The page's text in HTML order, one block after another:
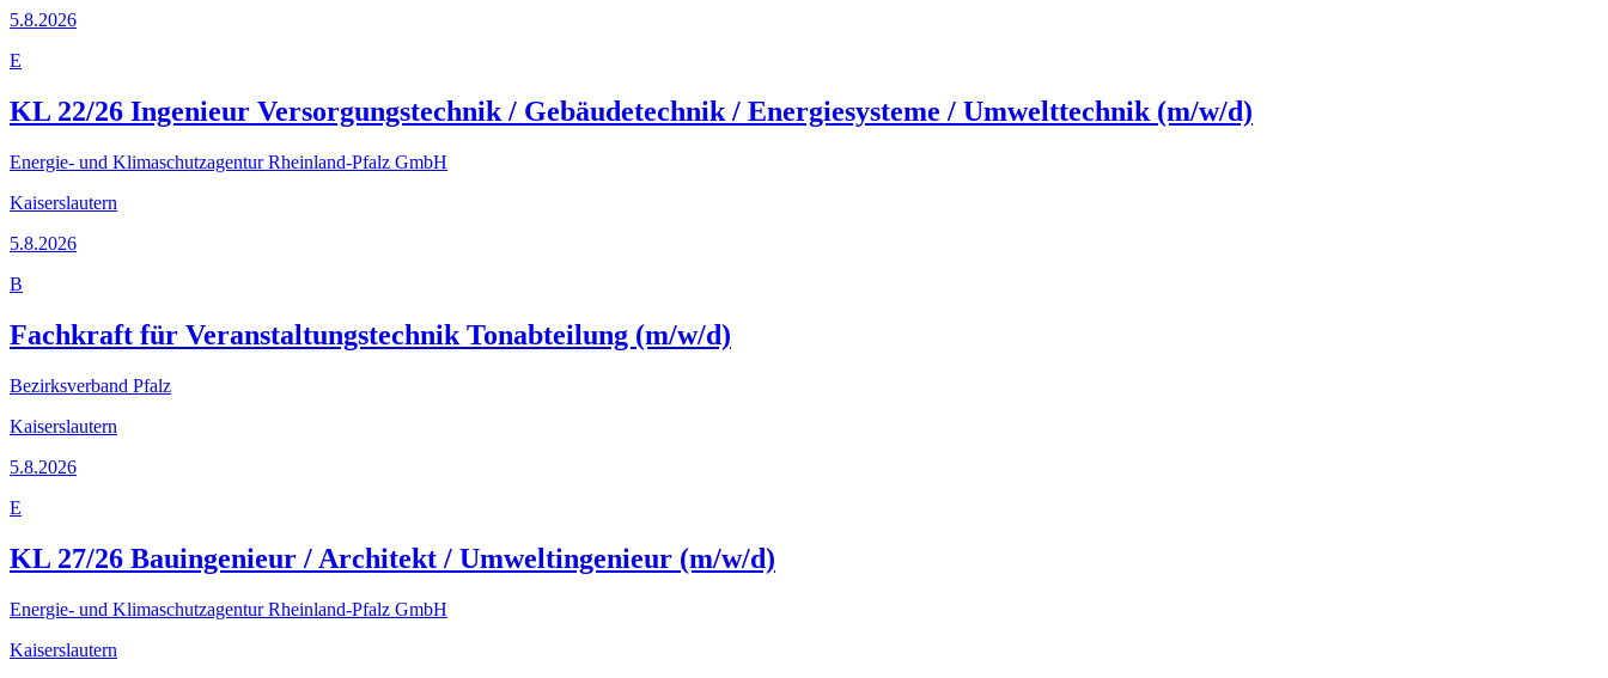
5.8.2026
E
KL 22/26 Ingenieur Versorgungstechnik / Gebäudetechnik / Energiesysteme / Umwelttechnik (m/w/d)
Energie- und Klimaschutzagentur Rheinland-Pfalz GmbH
Kaiserslautern
5.8.2026
B
Fachkraft für Veranstaltungstechnik Tonabteilung (m/w/d)
Bezirksverband Pfalz
Kaiserslautern
5.8.2026
E
KL 27/26 Bauingenieur / Architekt / Umweltingenieur (m/w/d)
Energie- und Klimaschutzagentur Rheinland-Pfalz GmbH
Kaiserslautern